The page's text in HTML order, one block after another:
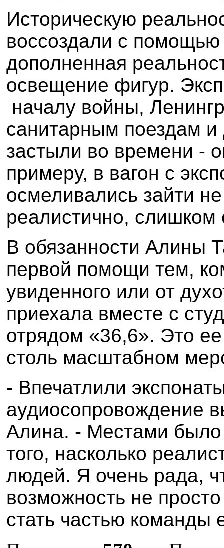
Историческую
воссоздали с
дополненная
освещение фигур.
началу войны,
санитарным поездам
застыли во времени -
примеру, в вагон с
осмеливались зайти
реалистично, слишком
В обязанности Алины
первой помощи тем,
увиденного или от
приехала вместе с
отрядом «36,6». Это
столь масштабном
- Впечатлили
аудиосопровождение
Алина. - Местами
того, насколько
людей. Я очень рада,
возможность не
стать частью команды